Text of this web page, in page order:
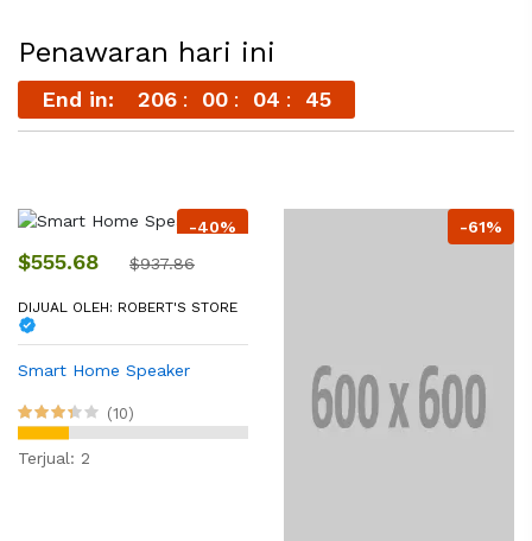
Penawaran hari ini
End in: 206 00 04 45
-40%
$555.68 $937.86
DIJUAL OLEH: ROBERT'S STORE
Smart Home Speaker
(10)
Terjual: 2
-61%